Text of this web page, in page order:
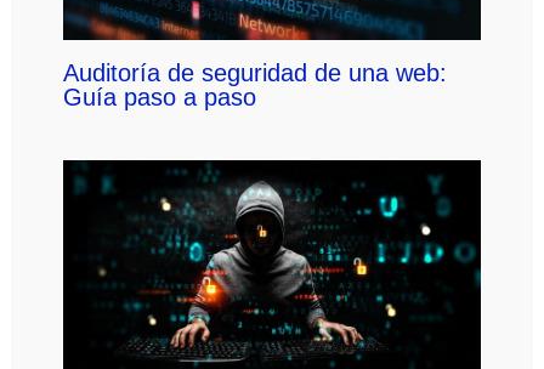
Auditoría de seguridad de una web:
Guía paso a paso